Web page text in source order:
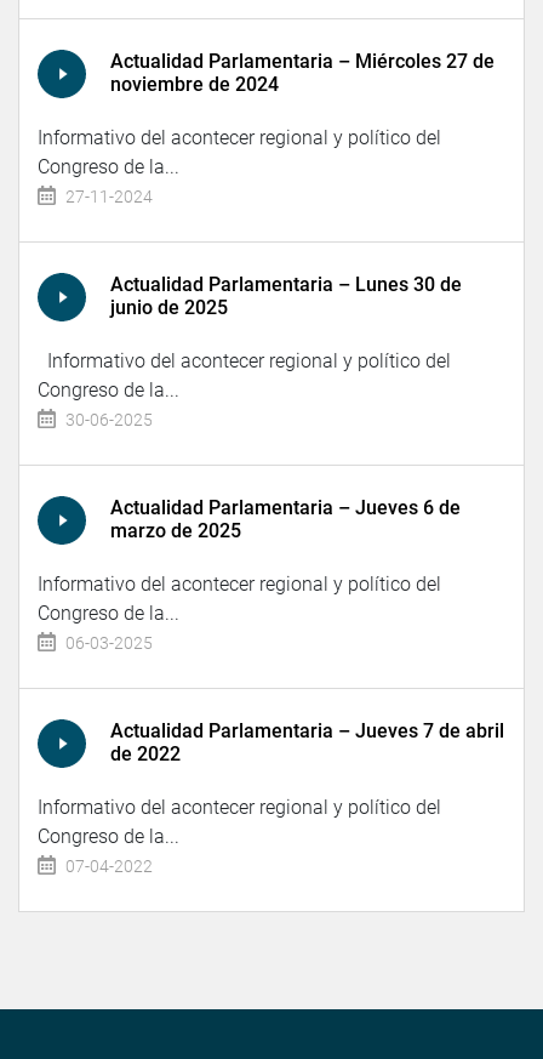
Actualidad Parlamentaria – Miércoles 27 de
noviembre de 2024
Informativo del acontecer regional y político del
Congreso de la...
27-11-2024
Actualidad Parlamentaria – Lunes 30 de
junio de 2025
Informativo del acontecer regional y político del
Congreso de la...
30-06-2025
Actualidad Parlamentaria – Jueves 6 de
marzo de 2025
Informativo del acontecer regional y político del
Congreso de la...
06-03-2025
Actualidad Parlamentaria – Jueves 7 de abril
de 2022
Informativo del acontecer regional y político del
Congreso de la...
07-04-2022